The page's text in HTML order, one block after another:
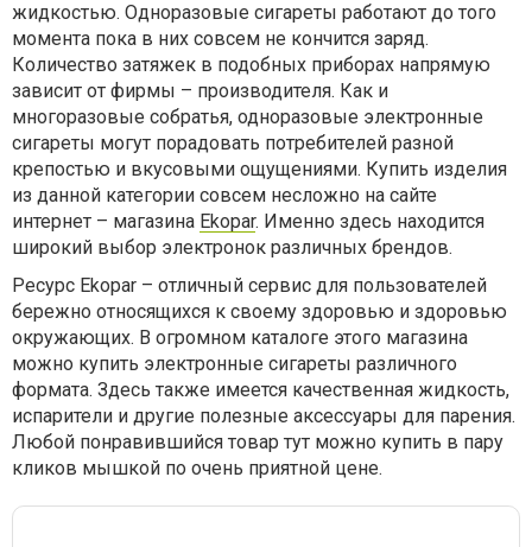
жидкостью. Одноразовые сигареты работают до того
момента пока в них совсем не кончится заряд.
Количество затяжек в подобных приборах напрямую
зависит от фирмы – производителя. Как и
многоразовые собратья, одноразовые электронные
сигареты могут порадовать потребителей разной
крепостью и вкусовыми ощущениями. Купить изделия
из данной категории совсем несложно на сайте
интернет – магазина Ekopar. Именно здесь находится
широкий выбор электронок различных брендов.
Ресурс Ekopar – отличный сервис для пользователей
бережно относящихся к своему здоровью и здоровью
окружающих. В огромном каталоге этого магазина
можно купить электронные сигареты различного
формата. Здесь также имеется качественная жидкость,
испарители и другие полезные аксессуары для парения.
Любой понравившийся товар тут можно купить в пару
кликов мышкой по очень приятной цене.